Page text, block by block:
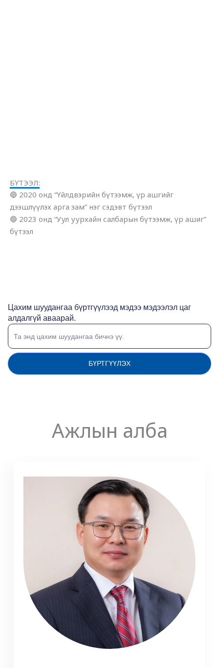
БҮТЭЭЛ:
🔵 2020 онд “Үйлдвэрийн бүтээмж, үр ашгийг
дээшлүүлэх арга зам” нэг сэдэвт бүтээл
🔵 2023 онд “Уул уурхайн салбарын бүтээмж, үр ашиг”
бүтээл
Цахим шуудангаа бүртгүүлээд мэдээ мэдээлэл цаг
алдалгүй аваарай.
БҮРТГҮҮЛЭХ
Ажлын алба